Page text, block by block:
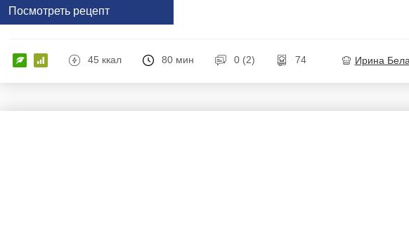
Посмотреть рецепт
45 ккал 80 мин 0 (2) 74 Ирина